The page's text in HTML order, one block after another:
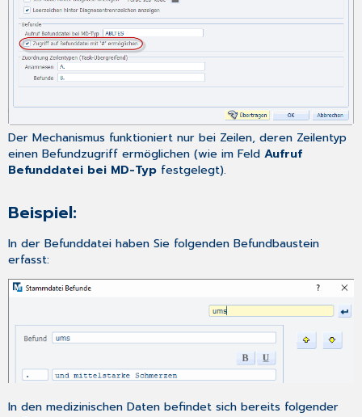
Der Mechanismus funktioniert nur bei Zeilen, deren Zeilentyp
einen Befundzugriff ermöglichen (wie im FeldAufruf
Befunddatei bei MD-Typ festgelegt).
Beispiel:
In derBefunddatei haben Sie folgenden Befundbaustein
erfasst:
In den medizinischen Daten befindet sich bereits folgender